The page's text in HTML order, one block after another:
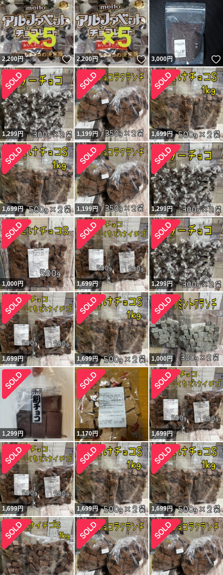
2,200円 いいね！
2,200円 いいね！
3,000円
1,299円 1,199円 1,699円
1,699円 1,199円 1,299円
1,000円 1,699円 1,299円
1,699円 1,699円 1,000円
1,299円 1,170円 1,699円
1,699円 1,699円 1,699円